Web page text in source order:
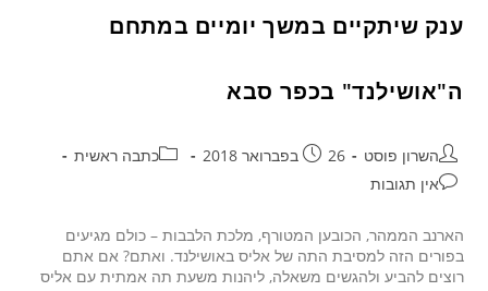
ענק שיתקיים במשך יומיים במתחם
ה"אושילנד" בכפר סבא
השרון פוסט 26 בפברואר 2018
כתבה ראשית
אין תגובות
הארנב הממהר, הכובען המטורף, מלכת הלבבות – כולם מגיעים
בפורים הזה למסיבת התה של אליס באושילנד. ואתם? אם אתם
רוצים להביע ולהגשים משאלה, ליהנות משעת תה אמתית עם אליס